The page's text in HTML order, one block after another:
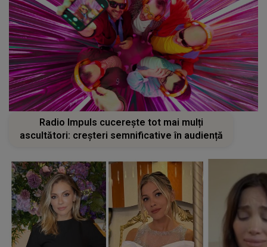
Radio Impuls cucerește tot mai mulți
ascultători: creșteri semnificative în audiență